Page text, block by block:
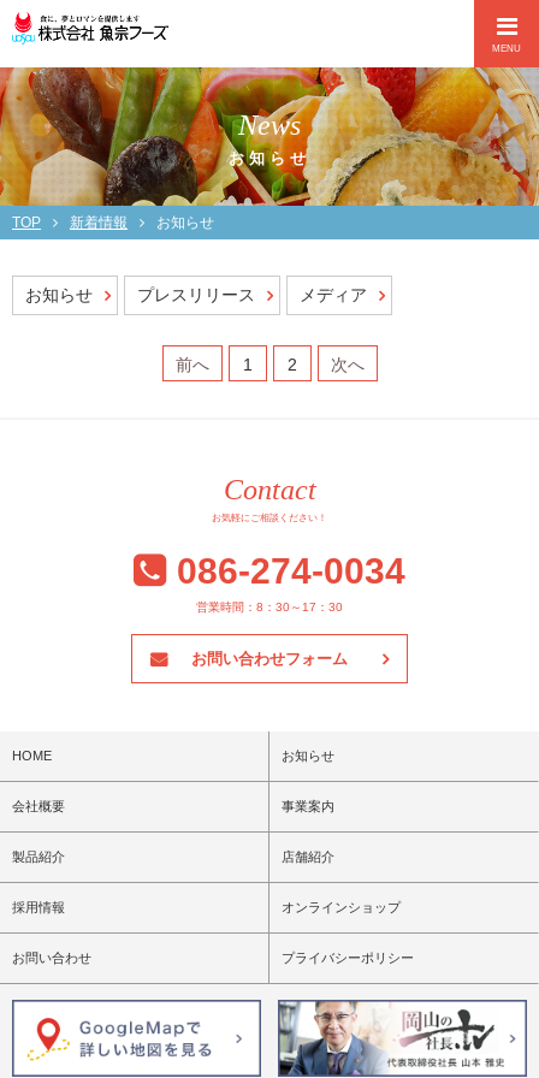
MENU
News
お知らせ
TOP 新着情報 お知らせ
お知らせ プレスリリース メディア
前へ 1 2 次へ
Contact
お気軽にご相談ください！
086-274-0034
営業時間：8：30～17：30
お問い合わせフォーム
HOME お知らせ
会社概要 事業案内
製品紹介 店舗紹介
採用情報 オンラインショップ
お問い合わせ プライバシーポリシー